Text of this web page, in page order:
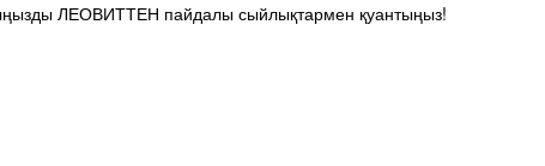
ЛЕОВИТТЕН пайдалы сыйлықтармен қуантыңыз!